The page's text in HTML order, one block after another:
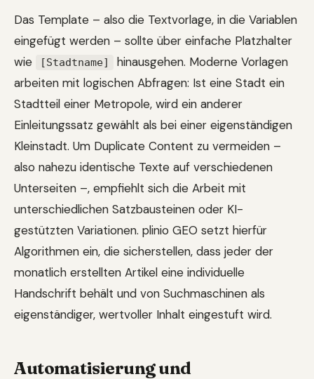
Das Template – also die Textvorlage, in die Variablen
eingefügt werden – sollte über einfache Platzhalter
wie
[Stadtname]
hinausgehen. Moderne Vorlagen
arbeiten mit logischen Abfragen: Ist eine Stadt ein
Stadtteil einer Metropole, wird ein anderer
Einleitungssatz gewählt als bei einer eigenständigen
Kleinstadt. Um Duplicate Content zu vermeiden –
also nahezu identische Texte auf verschiedenen
Unterseiten –, empfiehlt sich die Arbeit mit
unterschiedlichen Satzbausteinen oder KI-
gestützten Variationen. plinio GEO setzt hierfür
Algorithmen ein, die sicherstellen, dass jeder der
monatlich erstellten Artikel eine individuelle
Handschrift behält und von Suchmaschinen als
eigenständiger, wertvoller Inhalt eingestuft wird.
Automatisierung und